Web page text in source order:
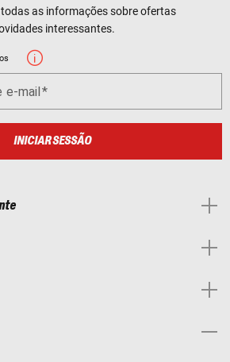
as informações sobre ofertas
interessantes.
e-mail
INICIAR SESSÃO